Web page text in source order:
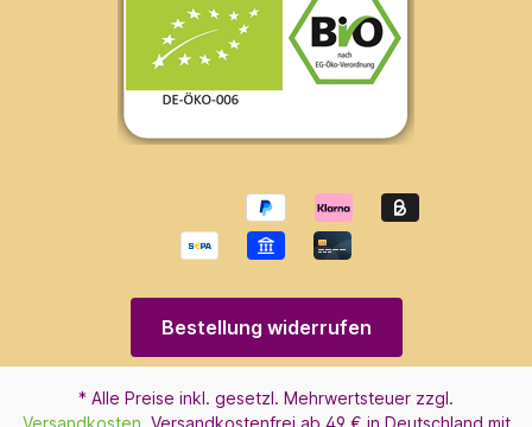
Bestellung widerrufen
* Alle Preise inkl. gesetzl. Mehrwertsteuer zzgl.
Versandkosten . Versandkostenfrei ab 49 € in Deutschland mit